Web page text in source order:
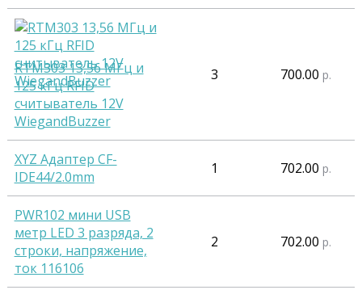
RTM303 13,56 МГц и
125 кГц RFID
считыватель 12V
WiegandBuzzer
3 700.00 р.
XYZ Адаптер CF-
IDE44/2.0mm
1 702.00 р.
PWR102 мини USB
метр LED 3 разряда, 2
строки, напряжение,
ток 116106
2 702.00 р.